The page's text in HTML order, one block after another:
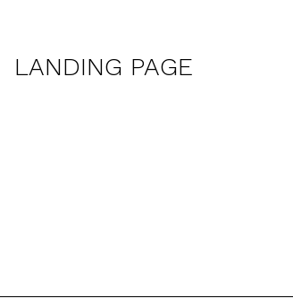
LANDING PAGE